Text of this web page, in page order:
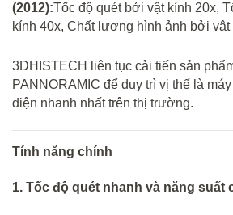
(2012):Tốc độ quét bởi vật kính 20x,
kính 40x, Chất lượng hình ảnh bởi vật
3DHISTECH liên tục cải tiến sản
PANNORAMIC để duy trì vị thế là
diện nhanh nhất trên thị trường.
Tính năng chính
1. Tốc độ quét nhanh và năng suất